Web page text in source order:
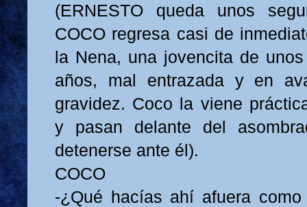
(ERNESTO queda unos
COCO regresa casi de
la Nena, una jovencita de
años, mal entrazada y en
gravidez. Coco la viene
y pasan delante del
detenerse ante él).
COCO
-¿Qué hacías ahí afuera como